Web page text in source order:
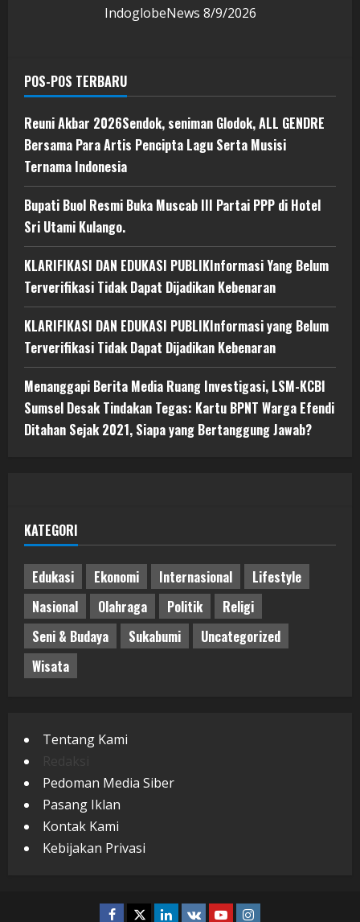
IndoglobeNews 8/9/2026
POS-POS TERBARU
Reuni Akbar 2026Sendok, seniman Glodok, ALL GENDRE
Bersama Para Artis Pencipta Lagu Serta Musisi
Ternama Indonesia
Bupati Buol Resmi Buka Muscab III Partai PPP di Hotel
Sri Utami Kulango.
KLARIFIKASI DAN EDUKASI PUBLIKInformasi Yang Belum
Terverifikasi Tidak Dapat Dijadikan Kebenaran
KLARIFIKASI DAN EDUKASI PUBLIKInformasi yang Belum
Terverifikasi Tidak Dapat Dijadikan Kebenaran
Menanggapi Berita Media Ruang Investigasi, LSM-KCBI
Sumsel Desak Tindakan Tegas: Kartu BPNT Warga Efendi
Ditahan Sejak 2021, Siapa yang Bertanggung Jawab?
KATEGORI
Edukasi Ekonomi Internasional
Lifestyle
Nasional
Olahraga Politik
Religi
Seni & Budaya
Sukabumi
Uncategorized
Wisata
Tentang Kami
Pedoman Media Siber
Pasang Iklan
Kontak Kami
Kebijakan Privasi
Facebook
TwitterLinkedin
VK YoutubeInstagram